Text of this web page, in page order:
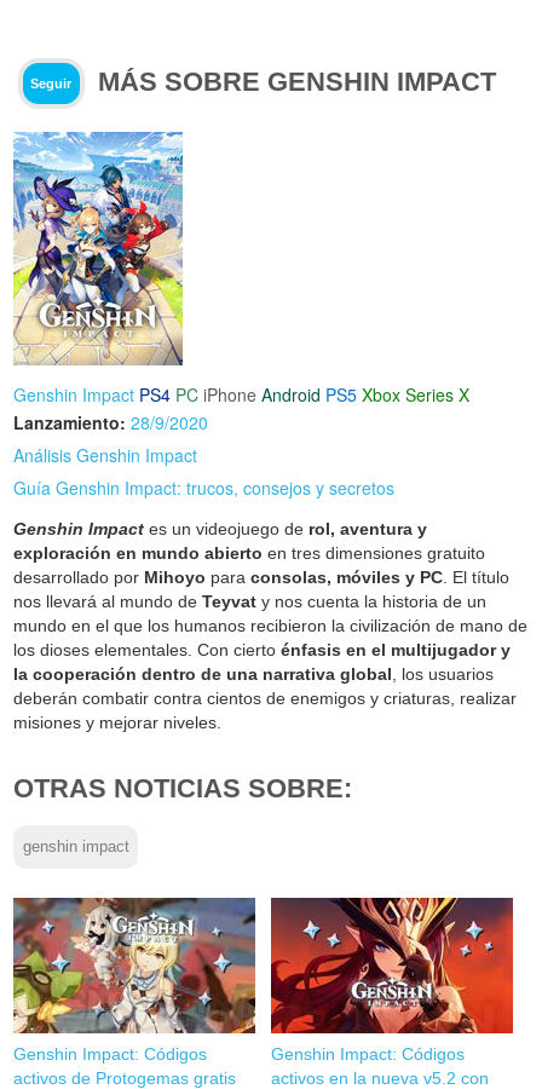
Seguir MÁS SOBRE GENSHIN IMPACT
Genshin Impact PS4 PC iPhone Android PS5 Xbox Series X
Lanzamiento: 28/9/2020
Análisis Genshin Impact
Guía Genshin Impact: trucos, consejos y secretos
Genshin Impact es un videojuego de rol, aventura y
exploración en mundo abierto en tres dimensiones gratuito
desarrollado por Mihoyo paraconsolas, móviles y PC . El título
nos llevará al mundo deTeyvat y nos cuenta la historia de un
mundo en el que los humanos recibieron la civilización de mano de
los dioses elementales. Con ciertoénfasis en el multijugador y
la cooperación dentro de una narrativa global , los usuarios
deberán combatir contra cientos de enemigos y criaturas, realizar
misiones y mejorar niveles.
OTRAS NOTICIAS SOBRE:
genshin impact
Genshin Impact: Códigos
activos de Protogemas gratis
Genshin Impact: Códigos
activos en la nueva v5.2 con